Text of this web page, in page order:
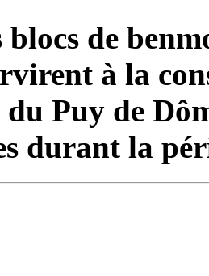
blocs de
à la
du Puy de
durant la